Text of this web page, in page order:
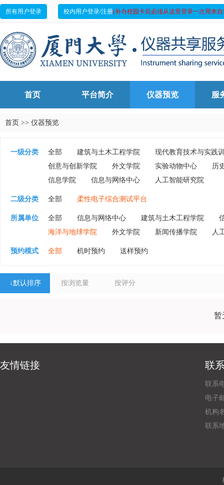
所有用户登录 校内用户登录/注册(补办校园卡后必须从这里登录一次用来
首页 平台简介 仪器预览 服
首页 >> 仪器预览
一级分类 全部 建筑与土木工程学院
现代教育技术与实践
创意与创新学院
外文学院 实验动物中心
历
信息学院
信息与网络中心 人工智能研究院
二级分类 全部 柔性电子综合测试平台
所属单位 全部 信息与网络中心 建筑与土木工程学院
海洋与地球学院
外文学院 新闻传播学院 人
预约模式 全部 机时预约 送样预约
↓默认排序 按浏览量 按评分
暂
友情链接 联
联系
电子
机构
联系